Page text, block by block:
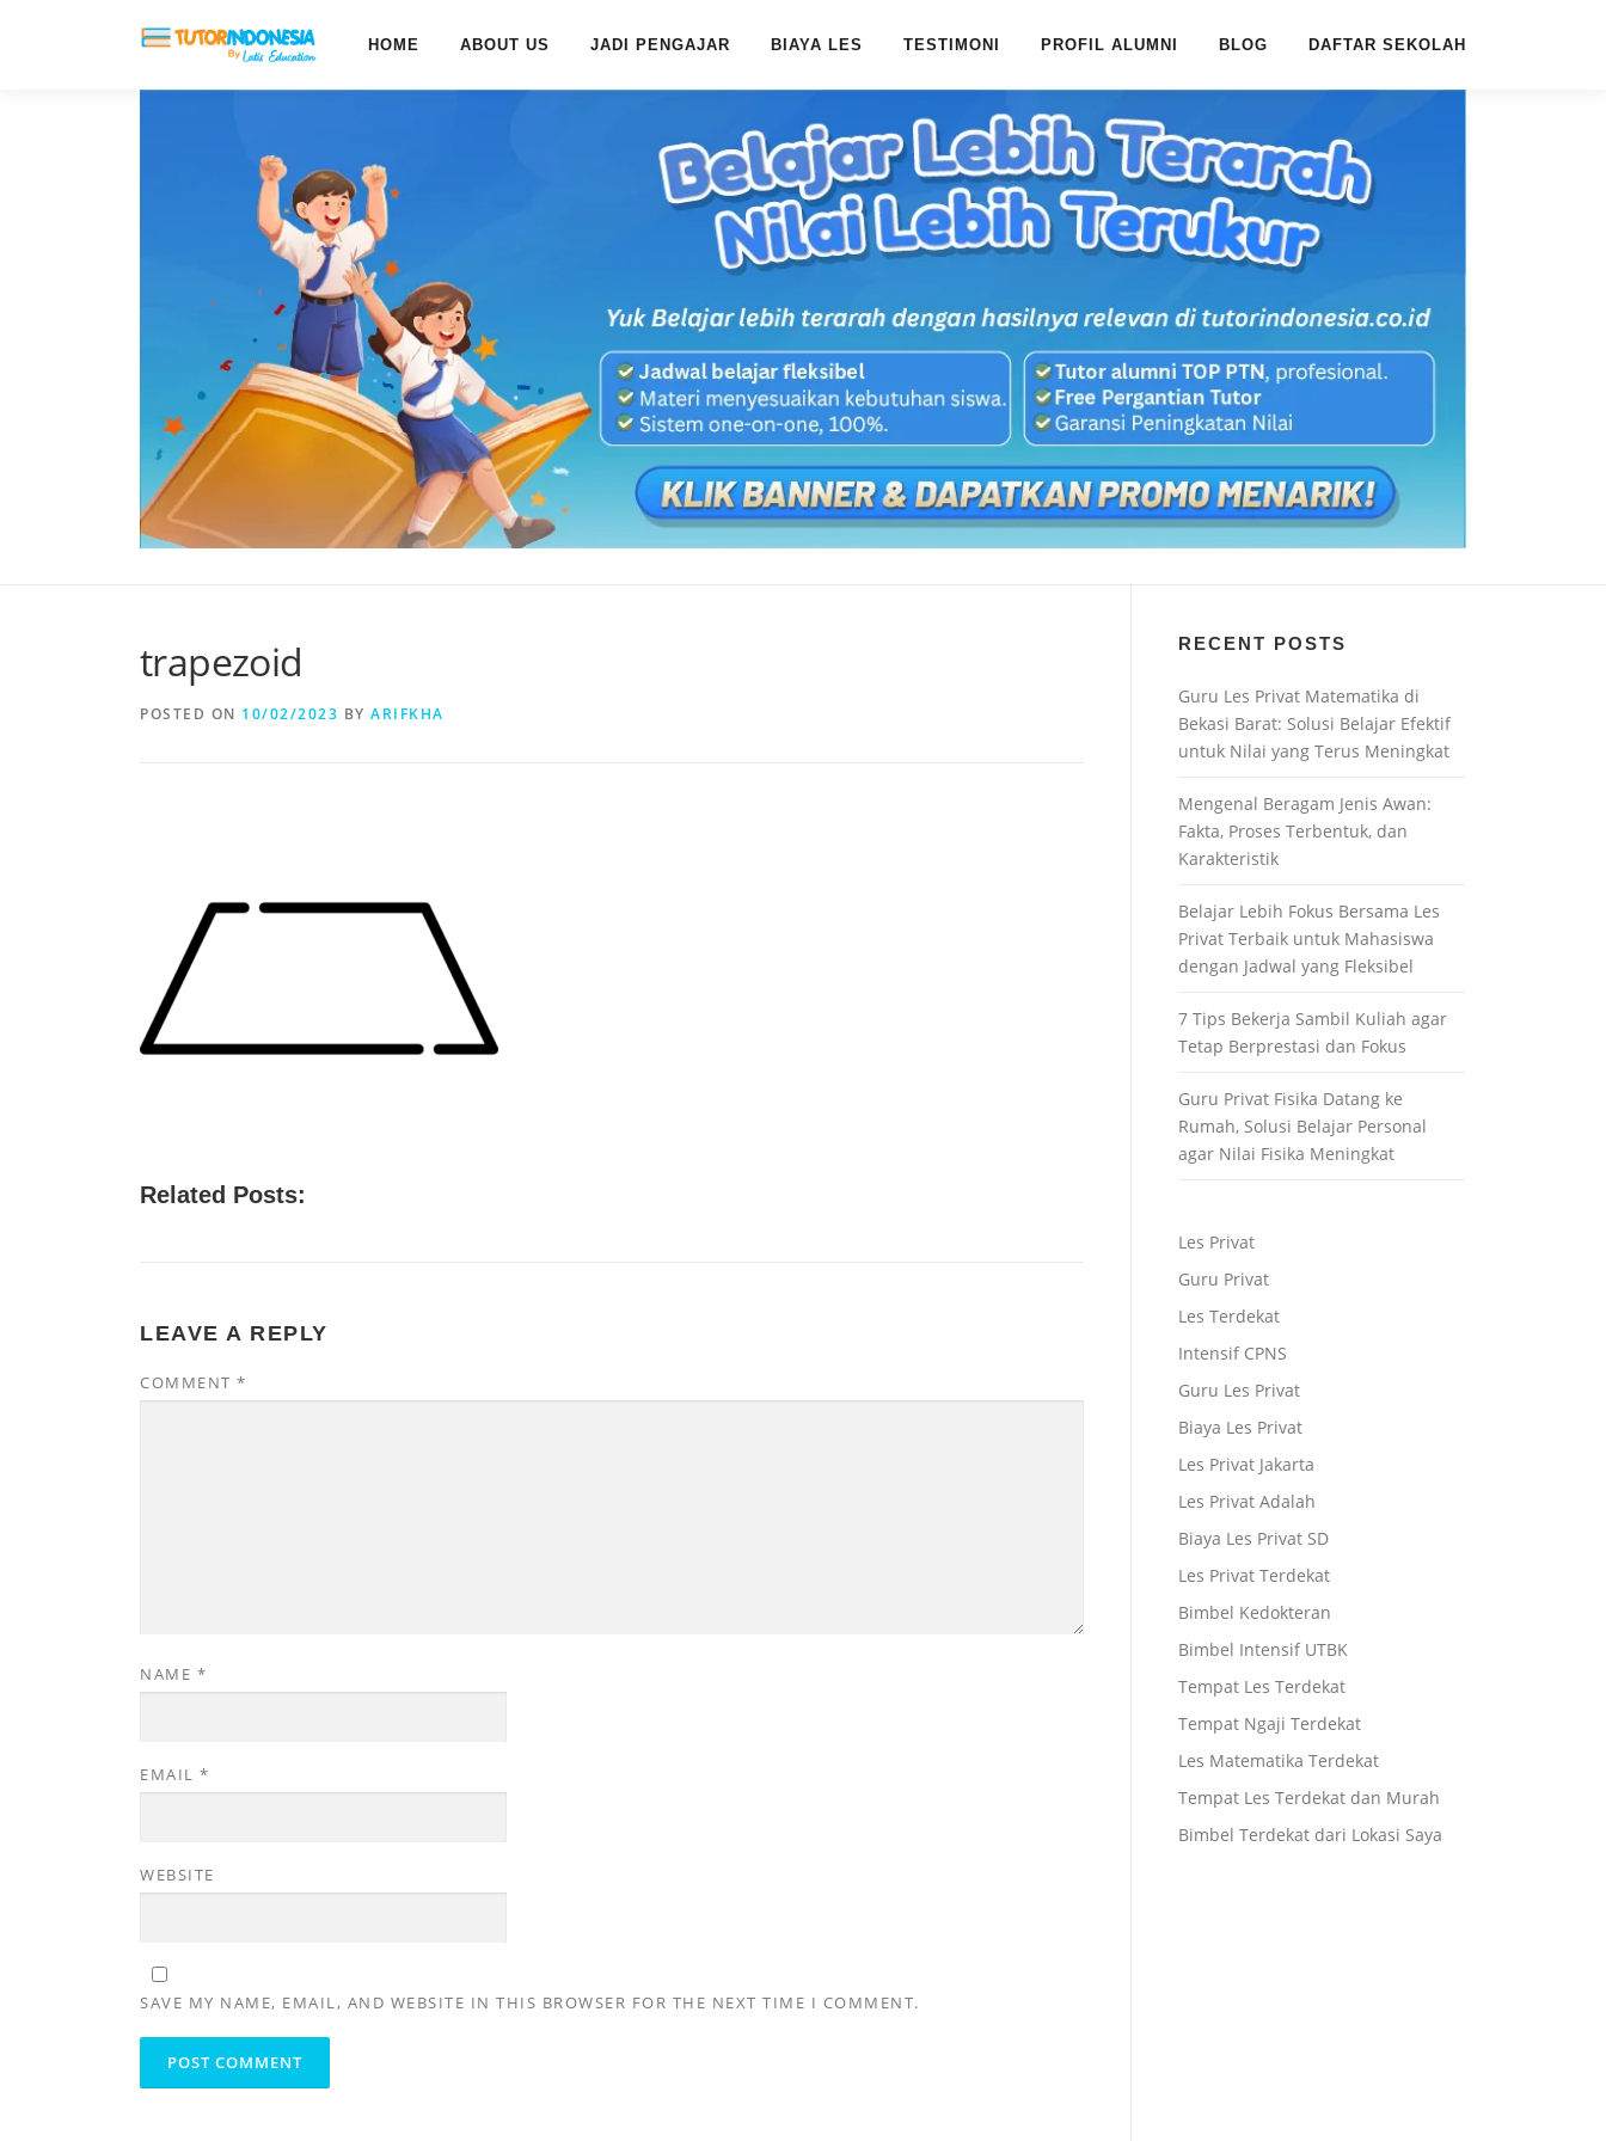
HOME ABOUT US JADI PENGAJAR BIAYA LES TESTIMONI PROFIL ALUMNI BLOG DAFTAR SEKOLAH
trapezoid
POSTED ON 10/02/2023 BY ARIFKHA
Related Posts:
LEAVE A REPLY
COMMENT *
NAME *
EMAIL *
WEBSITE
SAVE MY NAME, EMAIL, AND WEBSITE IN THIS BROWSER FOR THE NEXT TIME I COMMENT.
RECENT POSTS
Guru Les Privat Matematika di
Bekasi Barat: Solusi Belajar Efektif
untuk Nilai yang Terus Meningkat
Mengenal Beragam Jenis Awan:
Fakta, Proses Terbentuk, dan
Karakteristik
Belajar Lebih Fokus Bersama Les
Privat Terbaik untuk Mahasiswa
dengan Jadwal yang Fleksibel
7 Tips Bekerja Sambil Kuliah agar
Tetap Berprestasi dan Fokus
Guru Privat Fisika Datang ke
Rumah, Solusi Belajar Personal
agar Nilai Fisika Meningkat
Les Privat
Guru Privat
Les Terdekat
Intensif CPNS
Guru Les Privat
Biaya Les Privat
Les Privat Jakarta
Les Privat Adalah
Biaya Les Privat SD
Les Privat Terdekat
Bimbel Kedokteran
Bimbel Intensif UTBK
Tempat Les Terdekat
Tempat Ngaji Terdekat
Les Matematika Terdekat
Tempat Les Terdekat dan Murah
Bimbel Terdekat dari Lokasi Saya